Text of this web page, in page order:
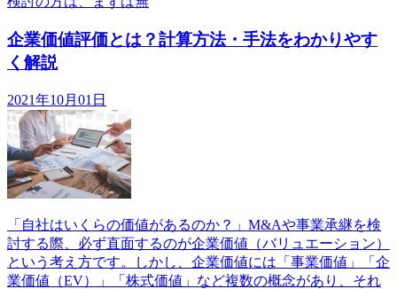
企業価値評価とは？計算方法・手法をわかりやす
く解説
2021年10月01日
「自社はいくらの価値があるのか？」M&Aや事業承継を検
討する際、必ず直面するのが企業価値（バリュエーション）
という考え方です。しかし、企業価値には「事業価値」「企
業価値（EV）」「株式価値」など複数の概念があり、それ